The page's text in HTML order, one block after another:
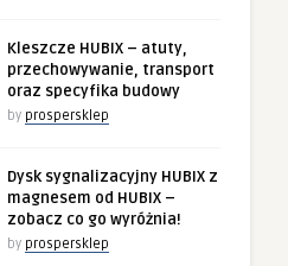
Kleszcze HUBIX – atuty,
przechowywanie, transport
oraz specyfika budowy
by prospersklep
Dysk sygnalizacyjny HUBIX z
magnesem od HUBIX –
zobacz co go wyróżnia!
by prospersklep